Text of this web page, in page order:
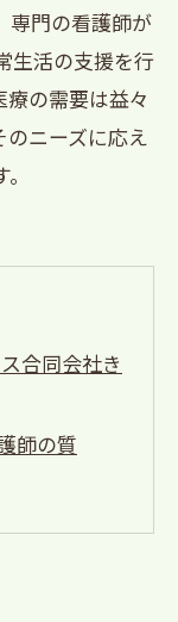
専門の看護師が
生活の支援を行
の需要は益々
のニーズに応え
合同会社き
師の質